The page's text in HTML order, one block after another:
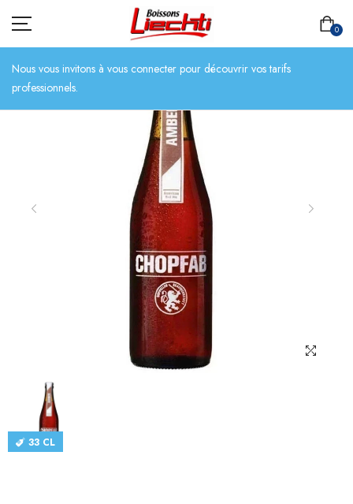
0
TOUT L’ASSORTIMENT
BIÈRES
BOISSONS SANS ALCOOL
CATALOGUES
CONTACT
Nous vous invitons à vous connecter pour découvrir vos tarifs
professionnels.
33 CL